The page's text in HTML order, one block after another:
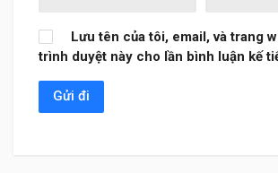
Lưu tên của tôi, email, và trang
trình duyệt này cho lần bình luận kế